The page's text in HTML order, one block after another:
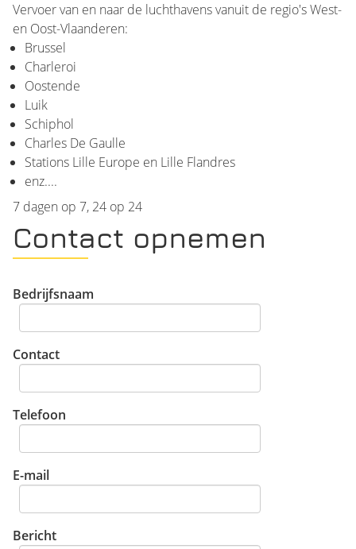
Vervoer van en naar de luchthavens vanuit de regio's West-
en Oost-Vlaanderen:
Brussel
Charleroi
Oostende
Luik
Schiphol
Charles De Gaulle
Stations Lille Europe en Lille Flandres
enz....
7 dagen op 7, 24 op 24
Contact opnemen
Bedrijfsnaam
Contact
Telefoon
E-mail
Bericht